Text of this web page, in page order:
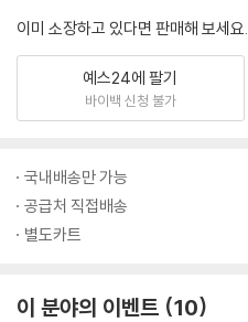
이미 소장하고 있다면 판매해 보세요.
예스24에 팔기
바이백 신청 불가
국내배송만 가능
공급처 직접배송
별도카트
이 분야의 이벤트 10